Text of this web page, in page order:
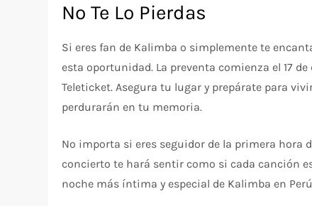
No Te Lo Pierdas
Si eres fan de Kalimba o simplemente te
esta oportunidad. La preventa comienza el 17
Teleticket. Asegura tu lugar y prepárate para
perdurarán en tu memoria.
No importa si eres seguidor de la primera hora
concierto te hará sentir como si cada canción
noche más íntima y especial de Kalimba en